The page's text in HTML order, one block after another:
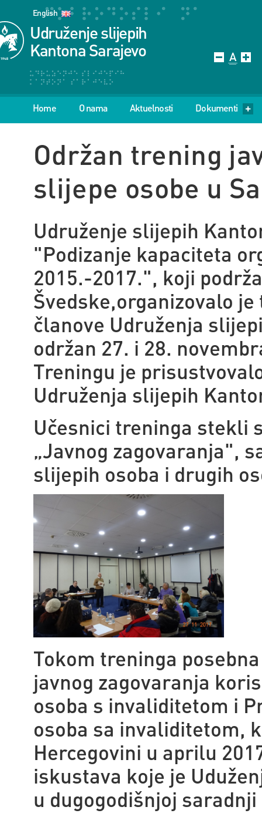
English
Udruženje slijepih
Kantona Sarajevo
Home O nama Aktuelnosti Dokumenti
Održan trening
slijepe osobe u
Udruženje slijepih
"Podizanje kapaciteta
2015.-2017.", koji
Švedske,organizovalo
članove Udruženja
održan 27. i 28.
Treningu je
Udruženja slijepih
Učesnici treninga stekli
„Javnog zagovaranja",
slijepih osoba i drugih
Tokom treninga
javnog zagovaranja
osoba s invaliditetom i
osoba sa invaliditetom,
Hercegovini u aprilu
iskustava koje je
u dugogodišnjoj